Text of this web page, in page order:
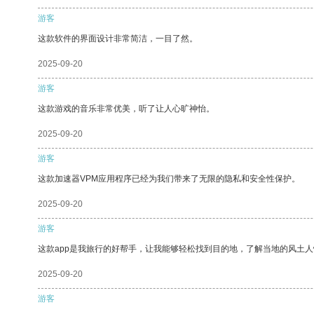
游客
这款软件的界面设计非常简洁，一目了然。
2025-09-20
游客
这款游戏的音乐非常优美，听了让人心旷神怡。
2025-09-20
游客
这款加速器VPM应用程序已经为我们带来了无限的隐私和安全性保护。
2025-09-20
游客
这款app是我旅行的好帮手，让我能够轻松找到目的地，了解当地的风土
2025-09-20
游客